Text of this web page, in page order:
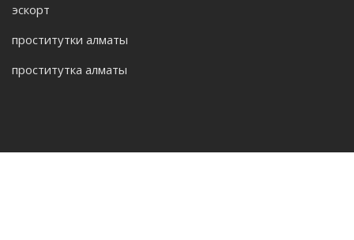
эскорт
проститутки алматы
проститутка алматы